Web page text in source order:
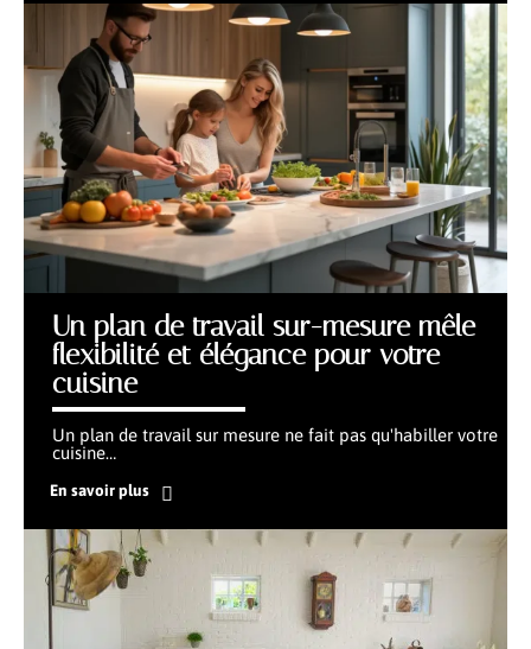
Un plan de travail sur-mesure mêle
flexibilité et élégance pour votre
cuisine
Un plan de travail sur mesure ne fait pas qu'habiller votre
cuisine…
En savoir plus